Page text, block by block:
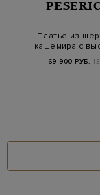
Платье из
кашемира с
воротом и
69 900 РУБ.